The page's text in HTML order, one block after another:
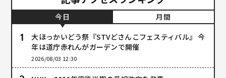
今日
月間
大ほっかいどう祭『STVどさんこフェスティバル』 今
年は道庁赤れんがガーデンで開催
2026/08/03 12:30